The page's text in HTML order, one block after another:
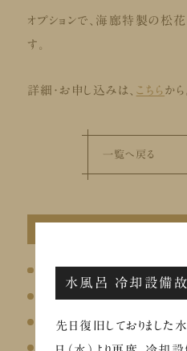
オプションで、海廊特製の松
す。
詳細・お申し込みは、 こちら から
一覧へ戻る
会員限定
お知らせ
お風呂
水風呂 冷却設備故
先日復旧しておりました